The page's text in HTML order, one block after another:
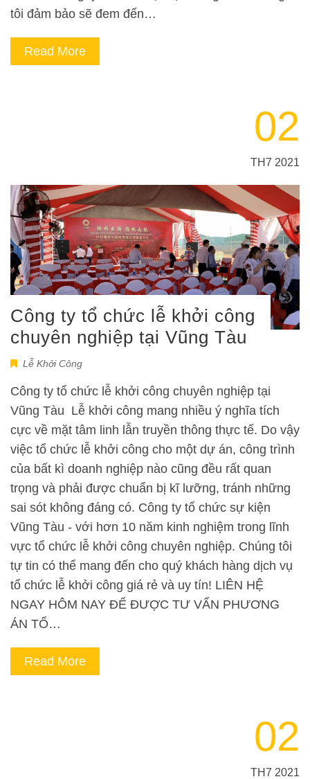
tôi đảm bảo sẽ đem đến…
Read More
02
TH7 2021
Công ty tổ chức lễ khởi công
chuyên nghiệp tại Vũng Tàu
Lễ Khởi Công
Công ty tổ chức lễ khởi công chuyên nghiệp tại
Vũng Tàu Lễ khởi công mang nhiều ý nghĩa tích
cực về mặt tâm linh lẫn truyền thông thực tế. Do vậy
việc tổ chức lễ khởi công cho một dự án, công trình
của bất kì doanh nghiệp nào cũng đều rất quan
trọng và phải được chuẩn bị kĩ lưỡng, tránh những
sai sót không đáng có. Công ty tổ chức sự kiện
Vũng Tàu - với hơn 10 năm kinh nghiệm trong lĩnh
vực tổ chức lễ khởi công chuyên nghiệp. Chúng tôi
tự tin có thể mang đến cho quý khách hàng dịch vụ
tổ chức lễ khởi công giá rẻ và uy tín! LIÊN HỆ
NGAY HÔM NAY ĐỂ ĐƯỢC TƯ VẤN PHƯƠNG
ÁN TỔ…
Read More
02
TH7 2021